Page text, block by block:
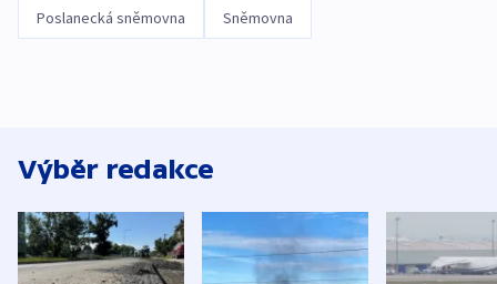
Poslanecká sněmovna Sněmovna
Výběr redakce